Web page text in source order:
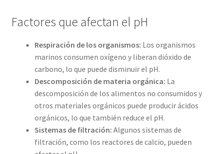
Factores que afectan el pH
Respiración de los organismos: Los organismos
marinos consumen oxígeno y liberan dióxido de
carbono, lo que puede disminuir el pH.
Descomposición de materia orgánica: La
descomposición de los alimentos no consumidos y
otros materiales orgánicos puede producir ácidos
orgánicos, lo que también reduce el pH.
Sistemas de filtración: Algunos sistemas de
filtración, como los reactores de calcio, pueden